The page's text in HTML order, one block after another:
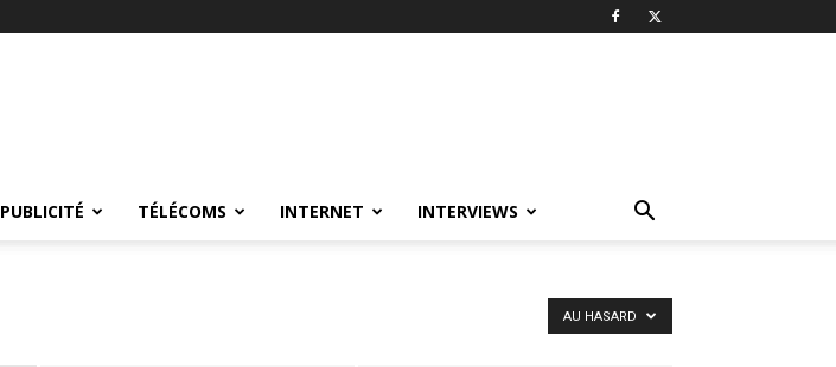
PUBLICITÉ TÉLÉCOMS INTERNET INTERVIEWS
AU HASARD